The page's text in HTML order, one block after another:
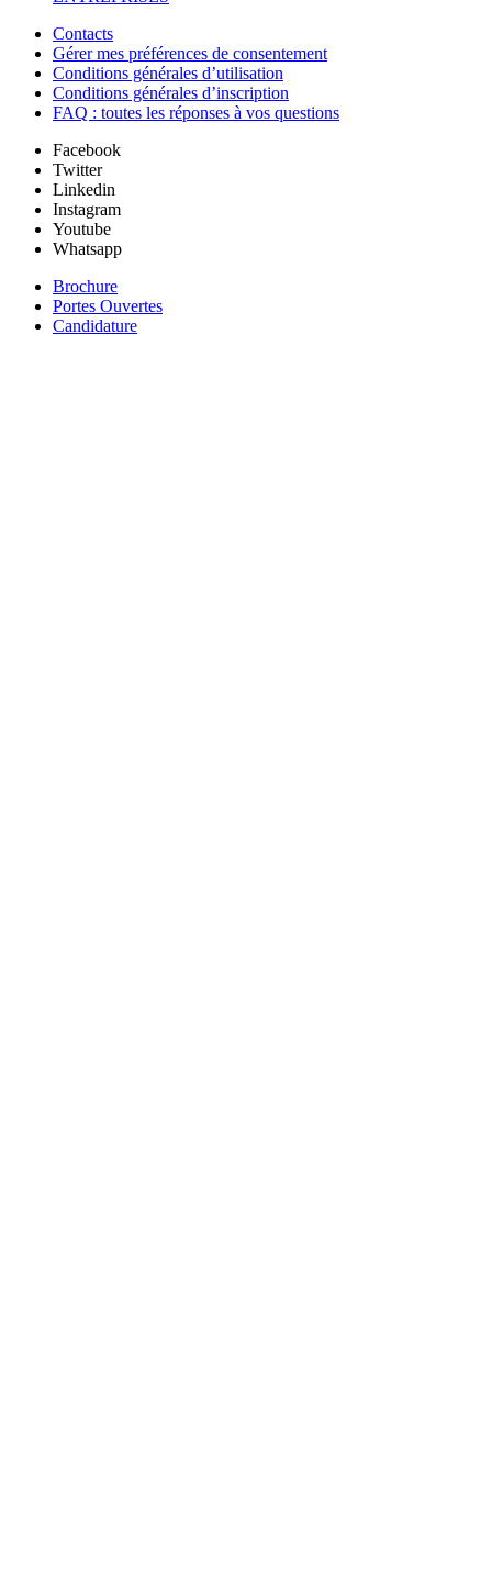
Contacts
Gérer mes préférences de consentement
Conditions générales d’utilisation
Conditions générales d’inscription
FAQ : toutes les réponses à vos questions
Facebook
Twitter
Linkedin
Instagram
Youtube
Whatsapp
Brochure
Portes Ouvertes
Candidature